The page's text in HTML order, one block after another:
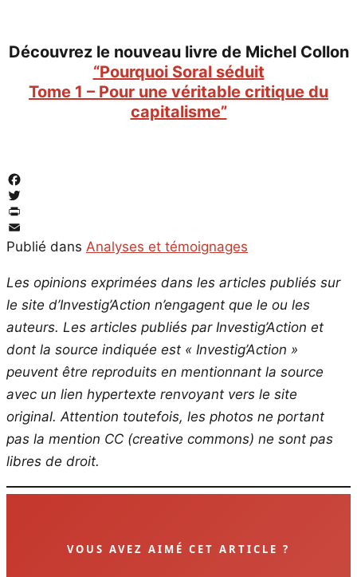
Découvrez le nouveau livre de Michel Collon
“Pourquoi Soral séduit
Tome 1 – Pour une véritable critique du
capitalisme”
Facebook
Twitter
PrintFriendly
Email
Publié dans Analyses et témoignages
Les opinions exprimées dans les articles publiés sur
le site d’Investig’Action n’engagent que le ou les
auteurs. Les articles publiés par Investig’Action et
dont la source indiquée est « Investig’Action »
peuvent être reproduits en mentionnant la source
avec un lien hypertexte renvoyant vers le site
original. Attention toutefois, les photos ne portant
pas la mention CC (creative commons) ne sont pas
libres de droit.
VOUS AVEZ AIMÉ CET ARTICLE ?